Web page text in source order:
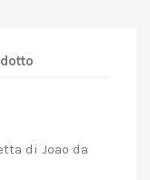
di Joao da